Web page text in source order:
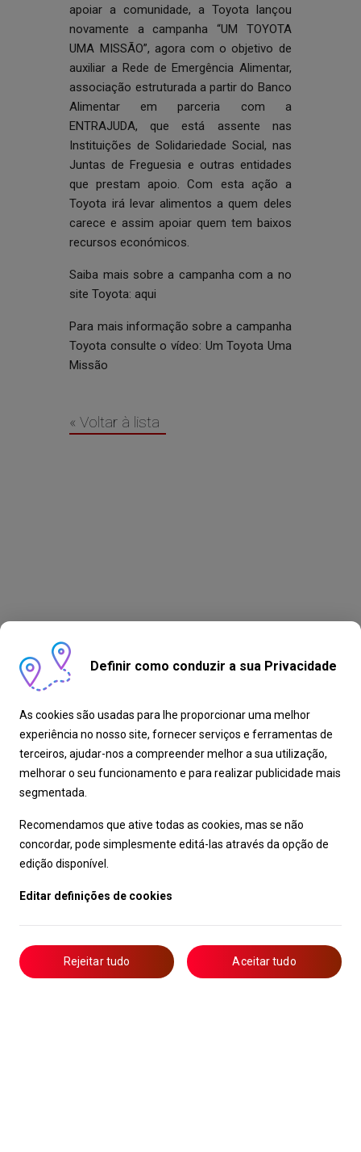
apoiar a comunidade, a Toyota lançou
novamente a campanha “UM TOYOTA
UMA MISSÃO”, agora com o objetivo de
auxiliar a Rede de Emergência Alimentar,
associação estruturada a partir do Banco
Alimentar em parceria com a
ENTRAJUDA, que está assente nas
Instituições de Solidariedade Social, nas
Juntas de Freguesia e outras entidades
que prestam apoio. Com esta ação a
Toyota irá levar alimentos a quem deles
carece e assim apoiar quem tem baixos
recursos económicos.
Saiba mais sobre a campanha com a no
site Toyota: aqui
Para mais informação sobre a campanha
Toyota consulte o vídeo: Um Toyota Uma
Missão
« Voltar à lista
Definir como conduzir a sua Privacidade
As cookies são usadas para lhe proporcionar uma melhor
experiência no nosso site, fornecer serviços e ferramentas de
terceiros, ajudar-nos a compreender melhor a sua utilização,
melhorar o seu funcionamento e para realizar publicidade mais
segmentada.
Recomendamos que ative todas as cookies, mas se não
concordar, pode simplesmente editá-las através da opção de
edição disponível.
Editar definições de cookies
Rejeitar tudo Aceitar tudo